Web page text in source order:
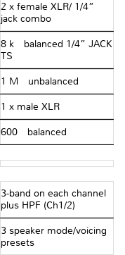
2 x female XLR/ 1⁄4”
jack combo
8 kΩ balanced 1⁄4” JACK
TS
1 MΩ unbalanced
1 x male XLR
600Ω balanced
3-band on each channel
plus HPF (Ch1/2)
3 speaker mode/voicing
presets